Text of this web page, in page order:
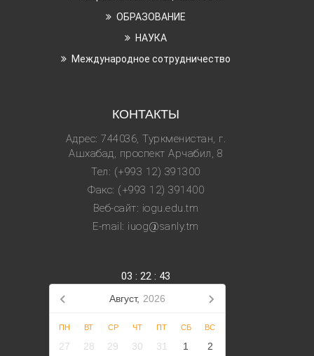
ОБРАЗОВАНИЕ
НАУКА
Международное сотрудничество
КОНТАКТЫ
Адрес: 744036, Туркменистан, г.
Ашхабад, проспект Арчабил, 8
Тел: (+993 12) 391300
Факс: (+993 12) 391400
Веб-сайт: iogu.edu.tm
E-mail: iuog@sanly.tm
03 : 22 : 44
Август, 2026
ПН ВТ СР ЧТ ПТ СБ ВС
27 28 29 30 31 1 2